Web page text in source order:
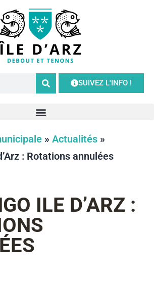
SUIVEZ L'INFO !
» Actualités »
: Rotations annulées
ILE D’ARZ :